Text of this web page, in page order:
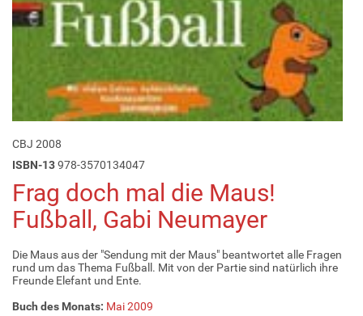
CBJ 2008
ISBN-13978-3570134047
Frag doch mal die Maus!
Fußball, Gabi Neumayer
Die Maus aus der "Sendung mit der Maus" beantwortet alle Fragen
rund um das Thema Fußball. Mit von der Partie sind natürlich ihre
Freunde Elefant und Ente.
Buch des Monats: Mai 2009